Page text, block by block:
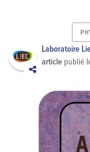
Laboratoire
article publié